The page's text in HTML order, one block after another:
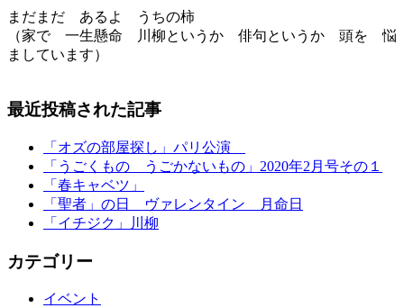
まだまだ あるよ うちの柿
（家で 一生懸命 川柳というか 俳句というか 頭を 悩
ましています）
最近投稿された記事
「オズの部屋探し」パリ公演
「うごくもの うごかないもの」2020年2月号その１
「春キャベツ」
「聖者」の日 ヴァレンタイン 月命日
「イチジク」川柳
カテゴリー
イベント